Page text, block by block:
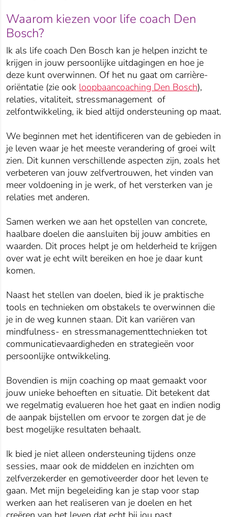
Waarom kiezen voor life coach Den
Bosch?
Ik als life coach Den Bosch kan je helpen inzicht te
krijgen in jouw persoonlijke uitdagingen en hoe je
deze kunt overwinnen. Of het nu gaat om carrière-
oriëntatie (zie ook loopbaancoaching Den Bosch),
relaties, vitaliteit, stressmanagement of
zelfontwikkeling, ik bied altijd ondersteuning op maat.
We beginnen met het identificeren van de gebieden in
je leven waar je het meeste verandering of groei wilt
zien. Dit kunnen verschillende aspecten zijn, zoals het
verbeteren van jouw zelfvertrouwen, het vinden van
meer voldoening in je werk, of het versterken van je
relaties met anderen.
Samen werken we aan het opstellen van concrete,
haalbare doelen die aansluiten bij jouw ambities en
waarden. Dit proces helpt je om helderheid te krijgen
over wat je echt wilt bereiken en hoe je daar kunt
komen.
Naast het stellen van doelen, bied ik je praktische
tools en technieken om obstakels te overwinnen die
je in de weg kunnen staan. Dit kan variëren van
mindfulness- en stressmanagementtechnieken tot
communicatievaardigheden en strategieën voor
persoonlijke ontwikkeling.
Bovendien is mijn coaching op maat gemaakt voor
jouw unieke behoeften en situatie. Dit betekent dat
we regelmatig evalueren hoe het gaat en indien nodig
de aanpak bijstellen om ervoor te zorgen dat je de
best mogelijke resultaten behaalt.
Ik bied je niet alleen ondersteuning tijdens onze
sessies, maar ook de middelen en inzichten om
zelfverzekerder en gemotiveerder door het leven te
gaan. Met mijn begeleiding kan je stap voor stap
werken aan het realiseren van je doelen en het